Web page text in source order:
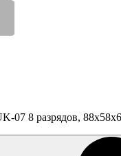
07 8 разрядов,